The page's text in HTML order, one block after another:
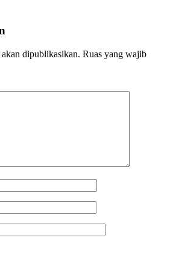
dipublikasikan. Ruas yang wajib